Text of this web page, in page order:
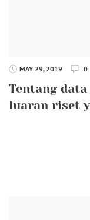
MAY 29, 2019 0
Tentang
luaran riset